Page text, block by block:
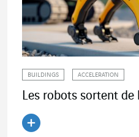
BUILDINGS ACCELERATION
Les robots sortent de